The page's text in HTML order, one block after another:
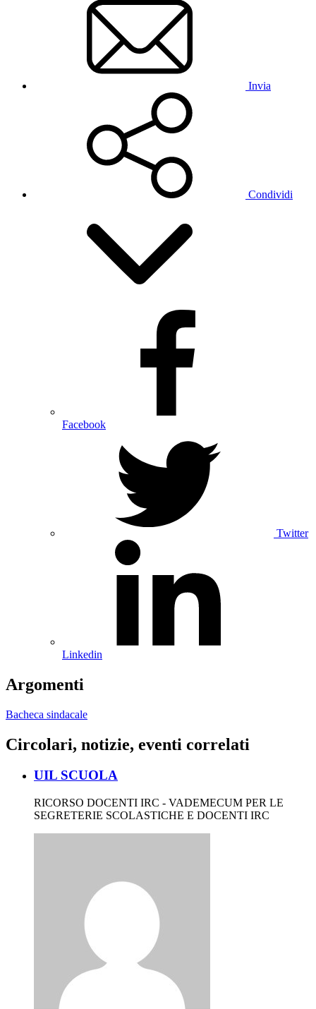
Invia
Condividi
Facebook
Twitter
Linkedin
Argomenti
Bacheca sindacale
Circolari, notizie, eventi correlati
UIL SCUOLA
RICORSO DOCENTI IRC - VADEMECUM PER LE
SEGRETERIE SCOLASTICHE E DOCENTI IRC